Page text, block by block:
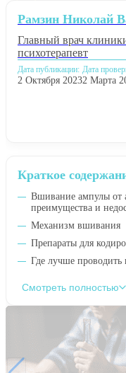
Краткое
Вшивание ампулы от
преимущества и
Механизм вшивания
Препараты для
Где лучше проводить
Смотреть полностью
Рамзин Николай
Главный врач
психотерапевт
Дата публикации:
2 Октября 2023
Дата
2 Марта